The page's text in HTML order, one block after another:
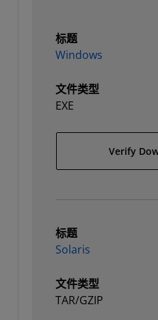
标题
Windows
文件类型
EXE
Verify
标题
Solaris
文件类型
TAR/GZIP